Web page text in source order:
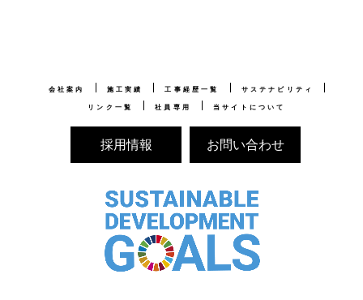
会社案内 施工実績 工事経歴一覧
サステナビリティ
リンク一覧
社員専用 当サイトについて
採用情報 お問い合わせ